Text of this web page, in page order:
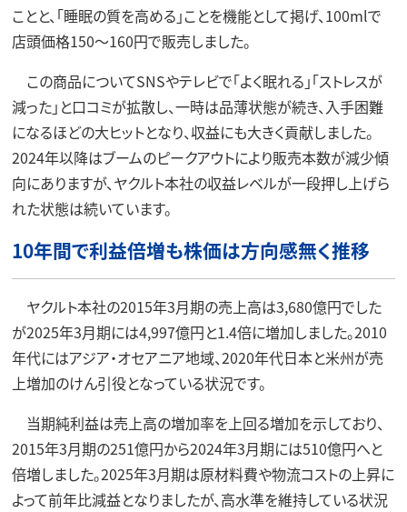
ことと、「睡眠の質を高める」ことを機能として掲げ、100mlで
店頭価格150～160円で販売しました。
この商品についてSNSやテレビで「よく眠れる」「ストレスが
減った」と口コミが拡散し、一時は品薄状態が続き、入手困難
になるほどの大ヒットとなり、収益にも大きく貢献しました。
2024年以降はブームのピークアウトにより販売本数が減少傾
向にありますが、ヤクルト本社の収益レベルが一段押し上げら
れた状態は続いています。
10年間で利益倍増も株価は方向感無く推移
ヤクルト本社の2015年3月期の売上高は3,680億円でした
が2025年3月期には4,997億円と1.4倍に増加しました。2010
年代にはアジア・オセアニア地域、2020年代日本と米州が売
上増加のけん引役となっている状況です。
当期純利益は売上高の増加率を上回る増加を示しており、
2015年3月期の251億円から2024年3月期には510億円へと
倍増しました。2025年3月期は原材料費や物流コストの上昇に
よって前年比減益となりましたが、高水準を維持している状況